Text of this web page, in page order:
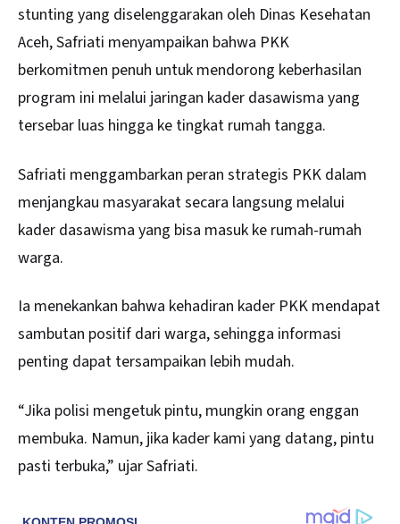
stunting yang diselenggarakan oleh Dinas Kesehatan
Aceh, Safriati menyampaikan bahwa PKK
berkomitmen penuh untuk mendorong keberhasilan
program ini melalui jaringan kader dasawisma yang
tersebar luas hingga ke tingkat rumah tangga.
Safriati menggambarkan peran strategis PKK dalam
menjangkau masyarakat secara langsung melalui
kader dasawisma yang bisa masuk ke rumah-rumah
warga.
Ia menekankan bahwa kehadiran kader PKK mendapat
sambutan positif dari warga, sehingga informasi
penting dapat tersampaikan lebih mudah.
“Jika polisi mengetuk pintu, mungkin orang enggan
membuka. Namun, jika kader kami yang datang, pintu
pasti terbuka,” ujar Safriati.